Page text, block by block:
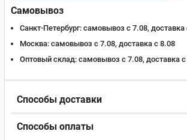
Самовывоз
Санкт-Петербург: самовывоз с 7.08, доставка
Москва: самовывоз с 7.08, доставка c 8.08
Оптовый склад: самовывоз с 7.08, доставка
Способы доставки
Способы оплаты